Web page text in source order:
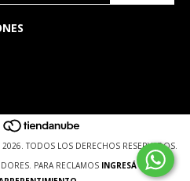
TODOS LOS DERECHOS RESERVADOS.
PARA RECLAMOS INGRESÁ ACÁ.